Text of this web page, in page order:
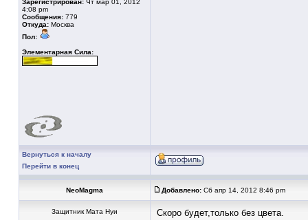
Зарегистрирован: Чт мар 01, 2012
4:08 pm
Сообщения: 779
Откуда: Москва
Пол:
Элементарная Сила:
Вернуться к началу
Перейти в конец
NeoMagma Добавлено: Сб апр 14, 2012 8:46 pm
Защитник Мата Нуи Скоро будет,только без цвета.